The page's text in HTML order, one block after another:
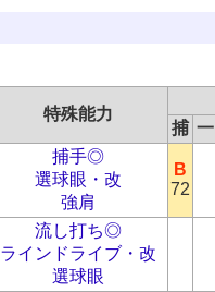
特殊能力
捕 一
捕手◎
選球眼・改
強肩
B
72
流し打ち◎
ラインドライブ・改
選球眼